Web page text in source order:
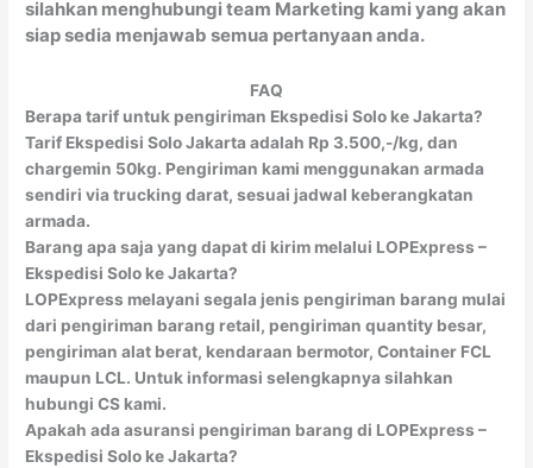
silahkan menghubungi team Marketing kami yang akan
siap sedia menjawab semua pertanyaan anda.
FAQ
Berapa tarif untuk pengiriman Ekspedisi Solo ke Jakarta?
Tarif Ekspedisi Solo Jakarta adalah Rp 3.500,-/kg, dan
chargemin 50kg. Pengiriman kami menggunakan armada
sendiri via trucking darat, sesuai jadwal keberangkatan
armada.
Barang apa saja yang dapat di kirim melalui LOPExpress –
Ekspedisi Solo ke Jakarta?
LOPExpress melayani segala jenis pengiriman barang mulai
dari pengiriman barang retail, pengiriman quantity besar,
pengiriman alat berat, kendaraan bermotor, Container FCL
maupun LCL. Untuk informasi selengkapnya silahkan
hubungi CS kami.
Apakah ada asuransi pengiriman barang di LOPExpress –
Ekspedisi Solo ke Jakarta?